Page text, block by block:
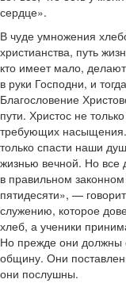
сердце».
В чуде умножения
христианства, путь
кто имеет мало,
в руки Господни, и
Благословение
пути. Христос не
требующих насыщения.
только спасти наши
жизнью вечной. Но
в правильном
пятидесяти», —
служению, которое
хлеб, а ученики
Но прежде они должны
общину. Они
они послушны.